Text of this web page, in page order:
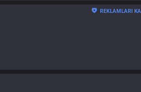
REKLAMLARI